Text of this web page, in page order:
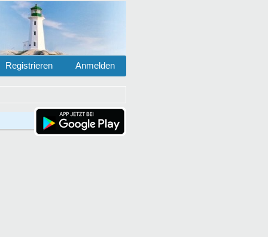
Anmelden
Registrieren